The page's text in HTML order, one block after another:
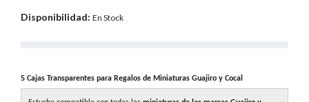
Disponibilidad: En Stock
5 Cajas Transparentes para Regalos de Miniaturas Guajiro y Cocal